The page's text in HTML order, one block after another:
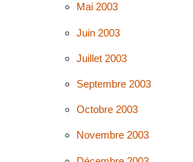
Mai 2003
Juin 2003
Juillet 2003
Septembre 2003
Octobre 2003
Novembre 2003